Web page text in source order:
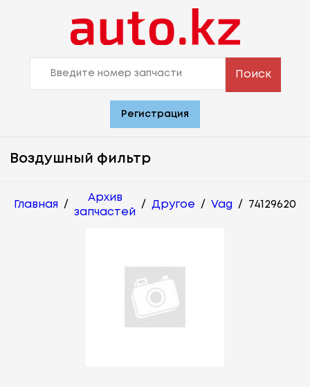
Поиск
Регистрация
Воздушный фильтр
Главная /
Архив
запчастей
/ Другое / Vag / 74129620